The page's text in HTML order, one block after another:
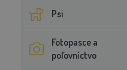
Psi
Fotopasce a
poľovníctvo